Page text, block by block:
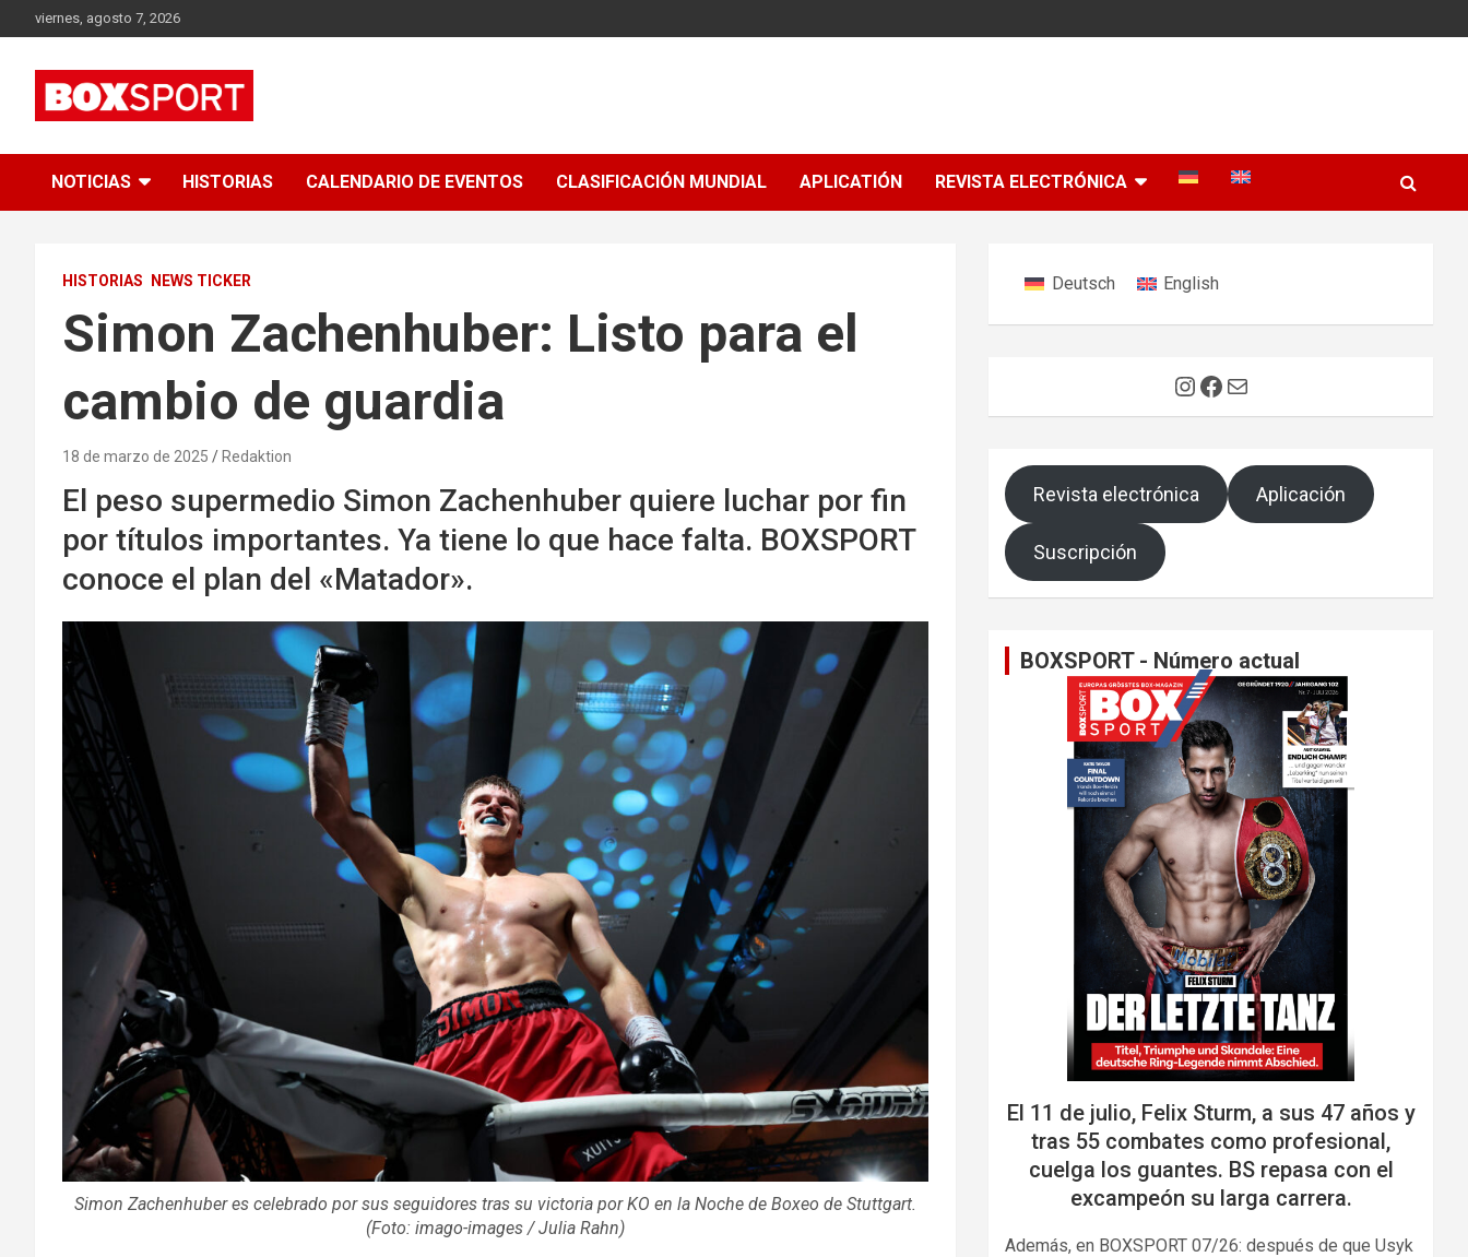
to
viernes, agosto 7, 2026
BOXSPORT
NOTICIAS HISTORIAS CALENDARIO DE EVENTOS CLASIFICACIÓN MUNDIAL APLICATIÓN REVISTA ELECTRÓNICA
HISTORIAS NEWS TICKER
Simon Zachenhuber: Listo para el
cambio de guardia
18 de marzo de 2025 Redaktion
El peso supermedio Simon Zachenhuber quiere luchar por fin
por títulos importantes. Ya tiene lo que hace falta. BOXSPORT
conoce el plan del «Matador».
Simon Zachenhuber es celebrado por sus seguidores tras su victoria por KO en la Noche de Boxeo de Stuttgart.
(Foto: imago-images / Julia Rahn)
Deutsch English
Instagram
Facebook
Correo electrónico
Revista electrónica Aplicación
Suscripción
BOXSPORT - Número actual
El 11 de julio, Felix Sturm, a sus 47 años y
tras 55 combates como profesional,
cuelga los guantes. BS repasa con el
excampeón su larga carrera.
Además, en BOXSPORT 07/26: después de que Usyk